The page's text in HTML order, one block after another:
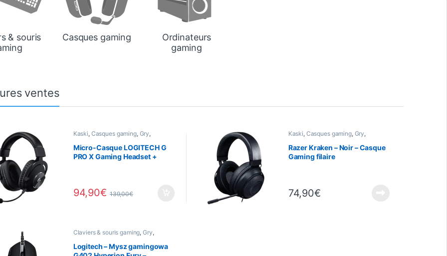
& souris
Casques gaming
Ordinateurs
gaming
ventes
Kaski, Casques gaming, Gry,
Informatyka
Urządzenia peryferyjne
PROMOTIONS
Micro-Casque LOGITECH G
PRO X Gaming Headset +
94,90€ 139,00€
Kaski, Casques gaming, Gry,
Informatyka
Urządzenia peryferyjne
Razer Kraken – Noir – Casque
Gaming filaire
74,90€
Claviers & souris gaming,Gry,
Urządzenia peryferyjne
PROMOTIONS,Souris
Logitech – Mysz gamingowa